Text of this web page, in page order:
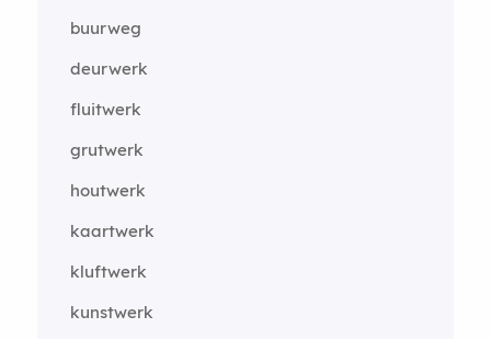
buurweg
deurwerk
fluitwerk
grutwerk
houtwerk
kaartwerk
kluftwerk
kunstwerk